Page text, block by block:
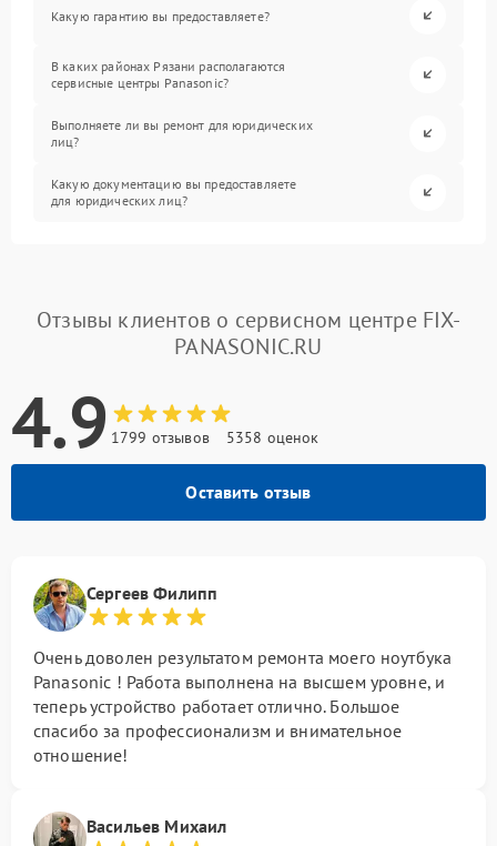
Какую гарантию вы предоставляете?
В каких районах Рязани располагаются
сервисные центры Panasonic?
Выполняете ли вы ремонт для юридических
лиц?
Какую документацию вы предоставляете
для юридических лиц?
Отзывы клиентов о сервисном центре FIX-
PANASONIC.RU
4.9 1799 отзывов 5358 оценок
Оставить отзыв
Сергеев Филипп
Очень доволен результатом ремонта моего ноутбука
Panasonic ! Работа выполнена на высшем уровне, и
теперь устройство работает отлично. Большое
спасибо за профессионализм и внимательное
отношение!
Васильев Михаил